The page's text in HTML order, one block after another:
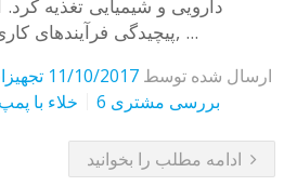
دارویی و شیمیایی تغذیه کرد.
پیچیدگی فرآیندهای کاری را تسهیل خواهد کرد, ...
ارسال شده توسط11/10/2017
خلاء با
6 بررسی مشتری
ادامه مطلب را بخوانید